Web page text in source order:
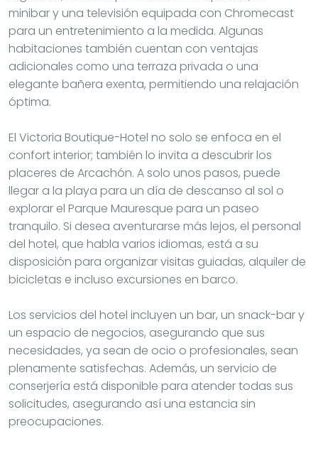
minibar y una televisión equipada con Chromecast
para un entretenimiento a la medida. Algunas
habitaciones también cuentan con ventajas
adicionales como una terraza privada o una
elegante bañera exenta, permitiendo una relajación
óptima.
El Victoria Boutique-Hotel no solo se enfoca en el
confort interior; también lo invita a descubrir los
placeres de Arcachón. A solo unos pasos, puede
llegar a la playa para un día de descanso al sol o
explorar el Parque Mauresque para un paseo
tranquilo. Si desea aventurarse más lejos, el personal
del hotel, que habla varios idiomas, está a su
disposición para organizar visitas guiadas, alquiler de
bicicletas e incluso excursiones en barco.
Los servicios del hotel incluyen un bar, un snack-bar y
un espacio de negocios, asegurando que sus
necesidades, ya sean de ocio o profesionales, sean
plenamente satisfechas. Además, un servicio de
conserjería está disponible para atender todas sus
solicitudes, asegurando así una estancia sin
preocupaciones.